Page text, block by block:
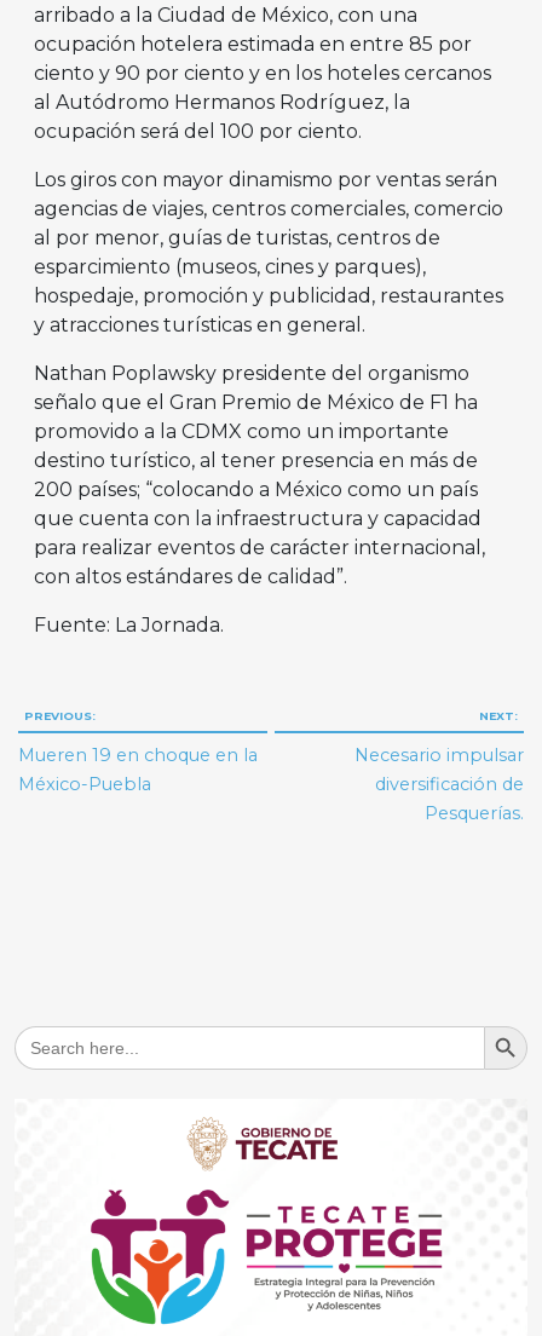
arribado a la Ciudad de México, con una
ocupación hotelera estimada en entre 85 por
ciento y 90 por ciento y en los hoteles cercanos
al Autódromo Hermanos Rodríguez, la
ocupación será del 100 por ciento.
Los giros con mayor dinamismo por ventas serán
agencias de viajes, centros comerciales, comercio
al por menor, guías de turistas, centros de
esparcimiento (museos, cines y parques),
hospedaje, promoción y publicidad, restaurantes
y atracciones turísticas en general.
Nathan Poplawsky presidente del organismo
señalo que el Gran Premio de México de F1 ha
promovido a la CDMX como un importante
destino turístico, al tener presencia en más de
200 países; “colocando a México como un país
que cuenta con la infraestructura y capacidad
para realizar eventos de carácter internacional,
con altos estándares de calidad”.
Fuente: La Jornada.
Navegación
de
entradas
PREVIOUS:
Mueren 19 en choque en la
México-Puebla
NEXT:
Necesario impulsar
diversificación de
Pesquerías.
Search
for:
Search